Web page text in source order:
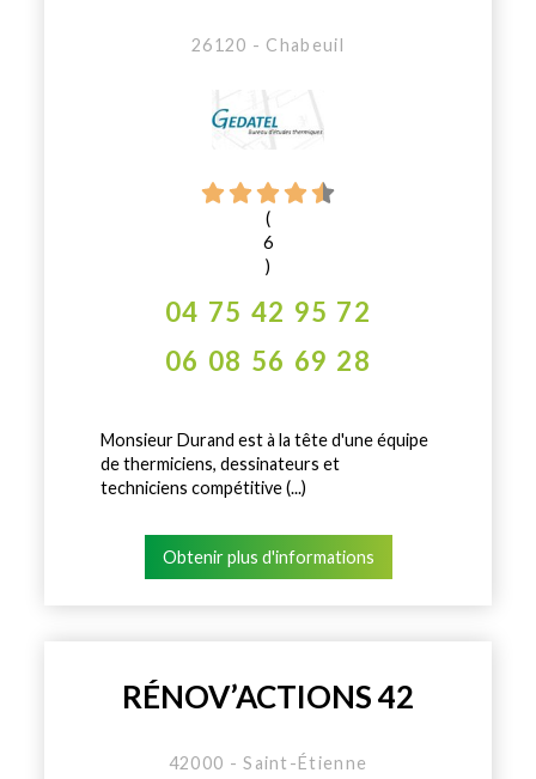
26120 - Chabeuil
(
6
)
04 75 42 95 72
06 08 56 69 28
Monsieur Durand est à la tête d'une équipe
de thermiciens, dessinateurs et
techniciens compétitive (...)
Obtenir plus d'informations
RÉNOV’ACTIONS 42
42000 - Saint-Étienne